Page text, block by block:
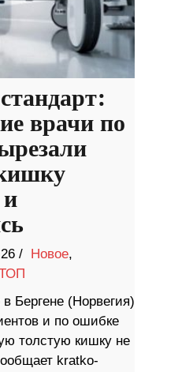
врачи по
/ Новое,
Бергене (Норвегия)
и по ошибке
толстую кишку не
kratko-